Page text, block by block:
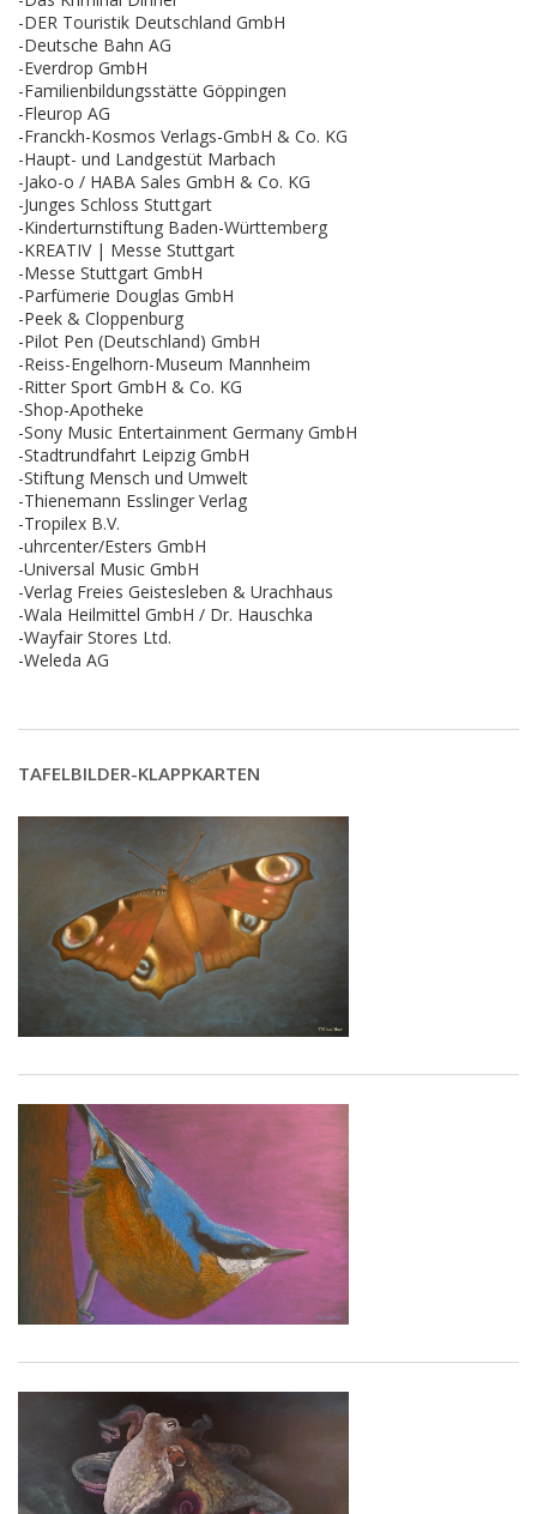
-DER Touristik Deutschland GmbH
-Deutsche Bahn AG
-Everdrop GmbH
-Familienbildungsstätte Göppingen
-Fleurop AG
-Franckh-Kosmos Verlags-GmbH & Co. KG
-Haupt- und Landgestüt Marbach
-Jako-o / HABA Sales GmbH & Co. KG
-Junges Schloss Stuttgart
-Kinderturnstiftung Baden-Württemberg
-KREATIV | Messe Stuttgart
-Messe Stuttgart GmbH
-Parfümerie Douglas GmbH
-Peek & Cloppenburg
-Pilot Pen (Deutschland) GmbH
-Reiss-Engelhorn-Museum Mannheim
-Ritter Sport GmbH & Co. KG
-Shop-Apotheke
-Sony Music Entertainment Germany GmbH
-Stadtrundfahrt Leipzig GmbH
-Stiftung Mensch und Umwelt
-Thienemann Esslinger Verlag
-Tropilex B.V.
-uhrcenter/Esters GmbH
-Universal Music GmbH
-Verlag Freies Geistesleben & Urachhaus
-Wala Heilmittel GmbH / Dr. Hauschka
-Wayfair Stores Ltd.
-Weleda AG
TAFELBILDER-KLAPPKARTEN